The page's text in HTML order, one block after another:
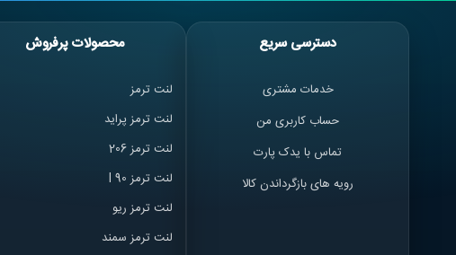
دسترسی سریع
خدمات مشتری
حساب کاربری من
تماس با یدک پارت
رویه های بازگرداندن کالا
محصولات پرفروش
لنت ترمز
لنت ترمز پراید
لنت ترمز 206
لنت ترمز l 90
لنت ترمز ریو
لنت ترمز سمند